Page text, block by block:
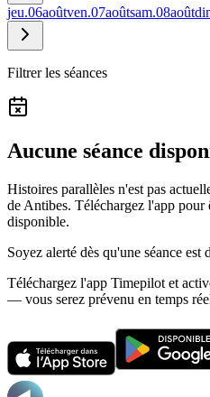
jeu.06aoûtven.07aoûtsam.08août
Filtrer les séances
Aucune séance
Histoires parallèles n'est pas
de Antibes. Téléchargez l'app pour
disponible.
Soyez alerté dès qu'une séance est
Téléchargez l'app Timepilot et
— vous serez prévenu en temps